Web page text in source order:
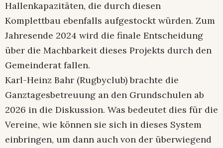
Hallenkapazitäten, die durch diesen
Komplettbau ebenfalls aufgestockt würden. Zum
Jahresende 2024 wird die finale Entscheidung
über die Machbarkeit dieses Projekts durch den
Gemeinderat fallen.
Karl-Heinz Bahr (Rugbyclub) brachte die
Ganztagesbetreuung an den Grundschulen ab
2026 in die Diskussion. Was bedeutet dies für die
Vereine, wie können sie sich in dieses System
einbringen, um dann auch von der überwiegend